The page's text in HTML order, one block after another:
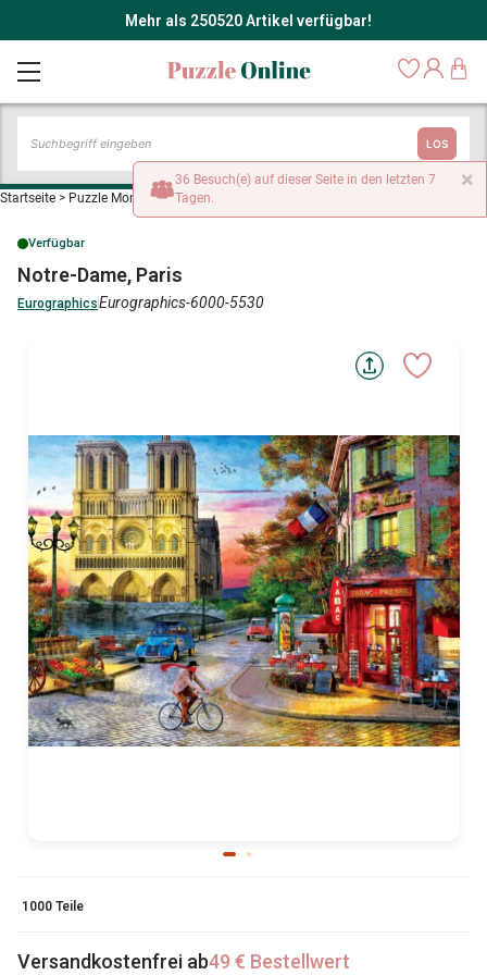
Mehr als 250520 Artikel verfügbar!
LOS
Startseite > Puzzle Monumente und Denkmäler
Verfügbar
Notre-Dame, Paris
EurographicsEurographics-6000-5530
1000 Teile
Versandkostenfrei ab49 € Bestellwert
×
36 Besuch(e) auf dieser Seite in den letzten 7
Tagen.